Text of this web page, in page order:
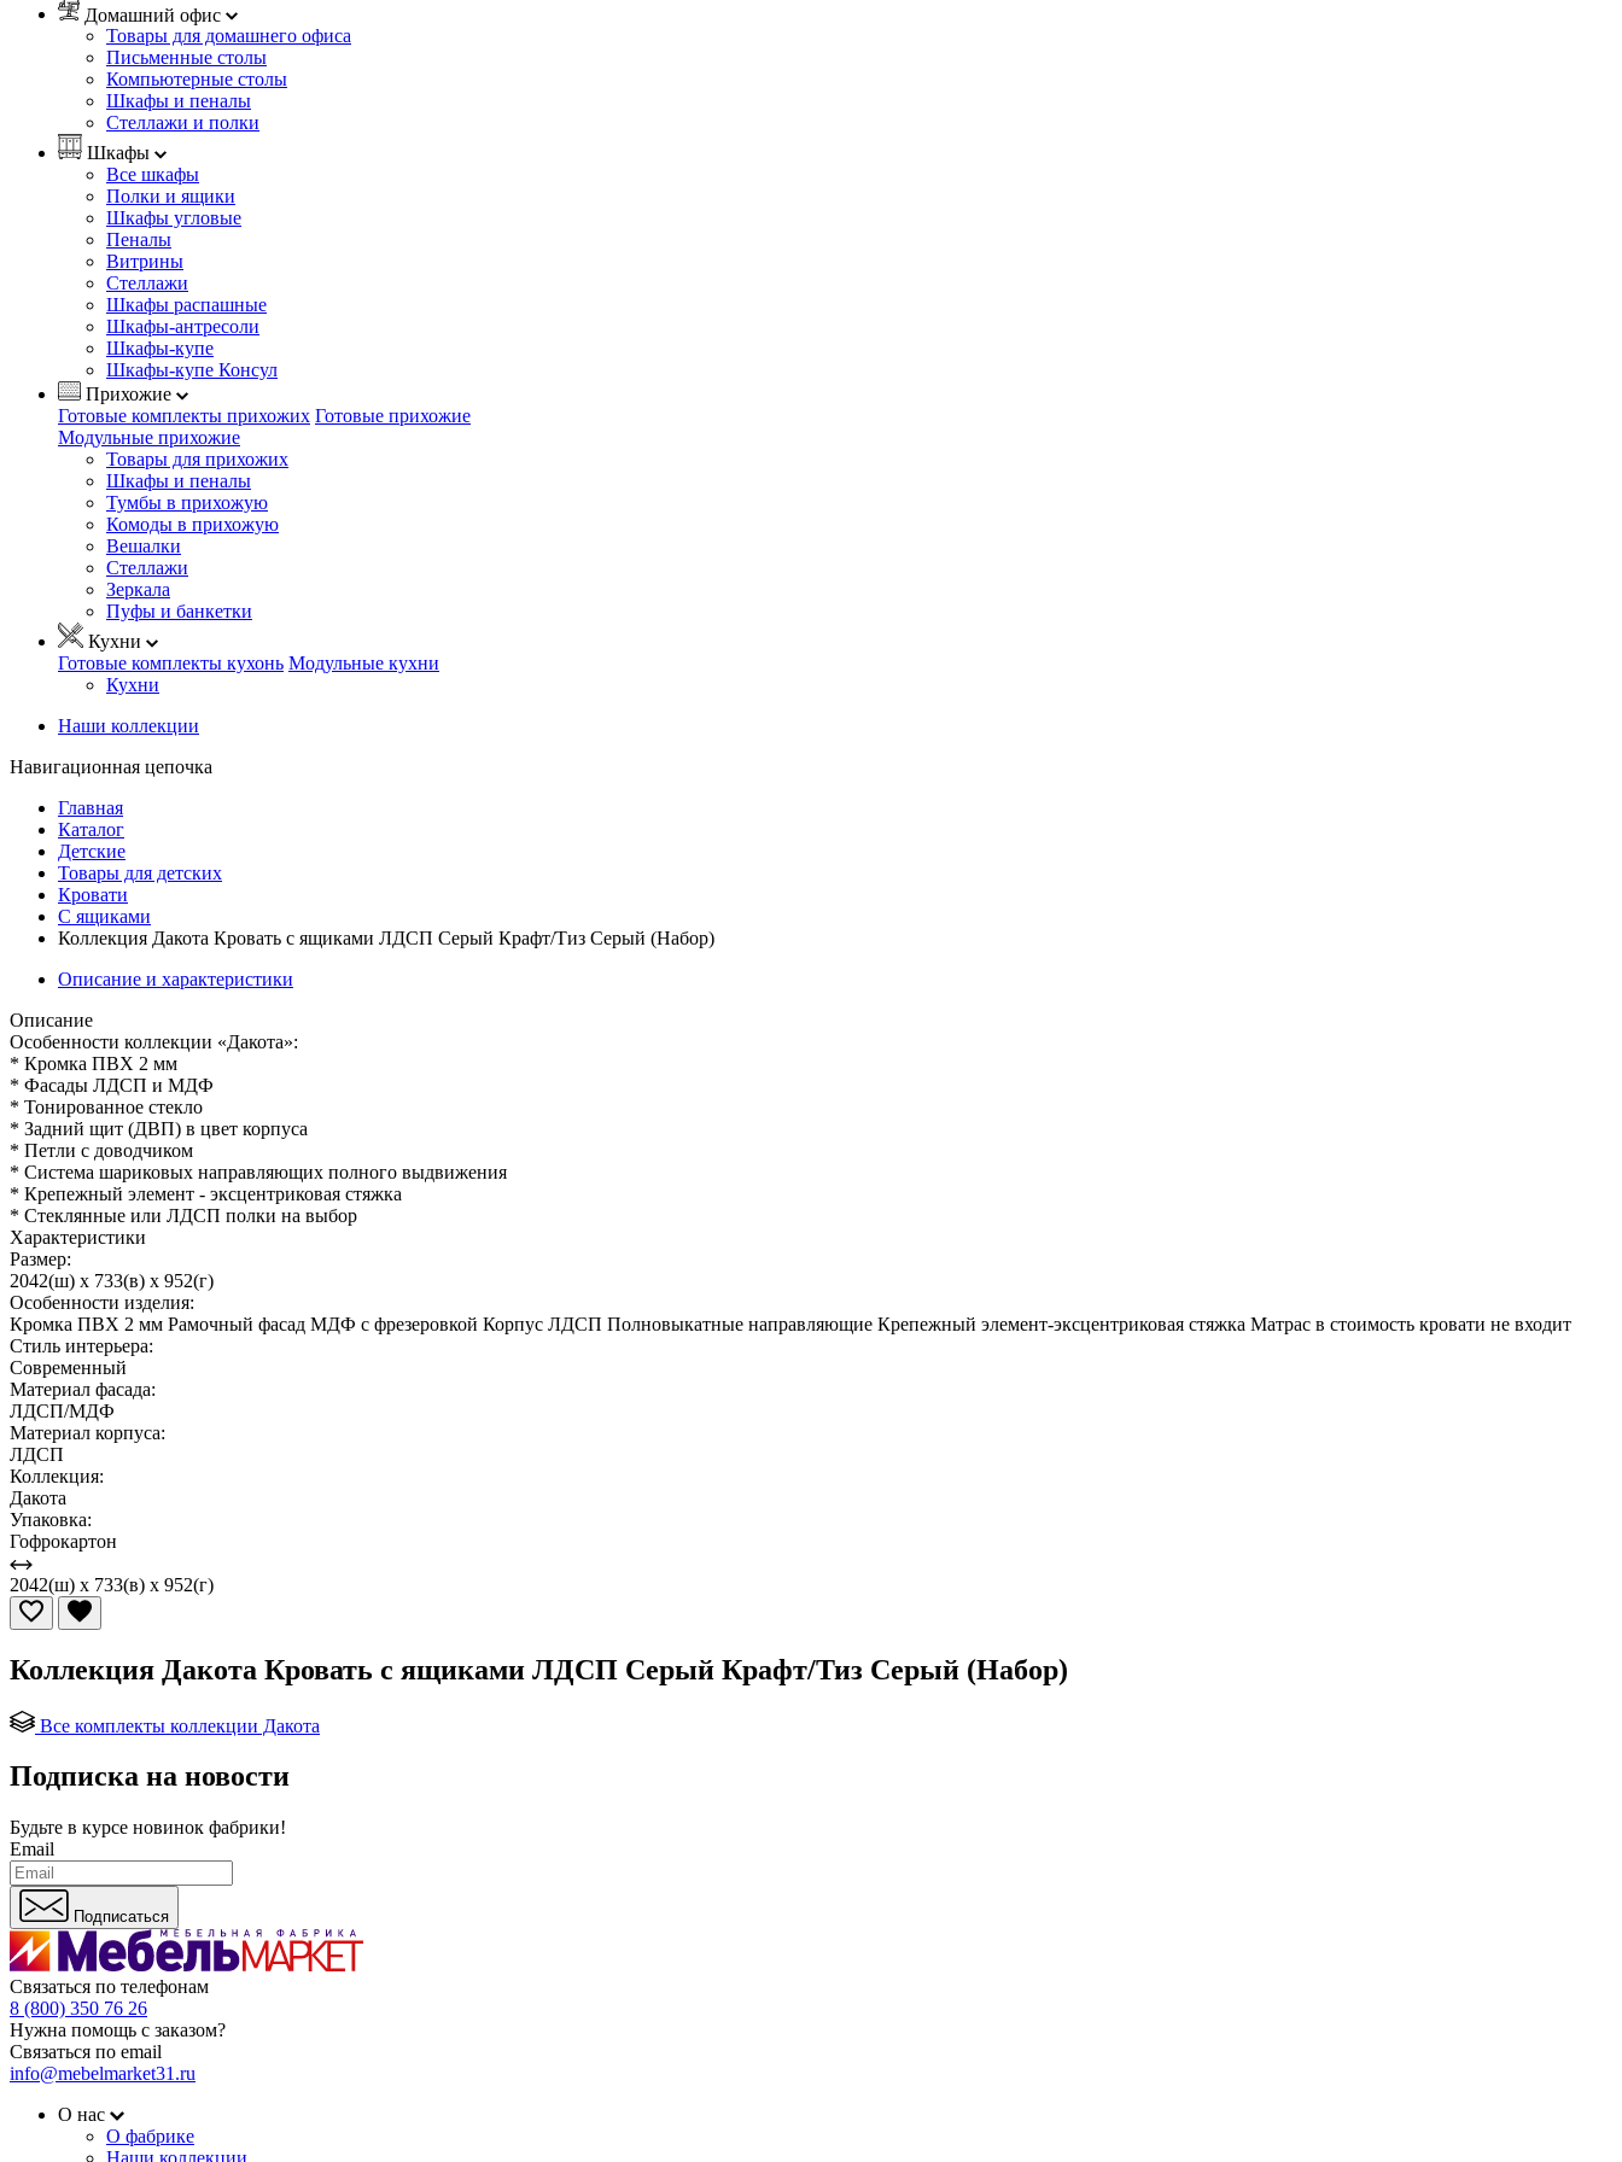
Домашний офис
Товары для домашнего офиса
Письменные столы
Компьютерные столы
Шкафы и пеналы
Стеллажи и полки
Шкафы
Все шкафы
Полки и ящики
Шкафы угловые
Пеналы
Витрины
Стеллажи
Шкафы распашные
Шкафы-антресоли
Шкафы-купе
Шкафы-купе Консул
Прихожие
Готовые комплекты прихожих Готовые прихожие
Модульные прихожие
Товары для прихожих
Шкафы и пеналы
Тумбы в прихожую
Комоды в прихожую
Вешалки
Стеллажи
Зеркала
Пуфы и банкетки
Кухни
Готовые комплекты кухонь Модульные кухни
Кухни
Наши коллекции
Навигационная цепочка
Главная
Каталог
Детские
Товары для детских
Кровати
С ящиками
Коллекция Дакота Кровать с ящиками ЛДСП Серый Крафт/Тиз Серый (Набор)
Описание и характеристики
Описание
Особенности коллекции «Дакота»:
* Кромка ПВХ 2 мм
* Фасады ЛДСП и МДФ
* Тонированное стекло
* Задний щит (ДВП) в цвет корпуса
* Петли с доводчиком
* Система шариковых направляющих полного выдвижения
* Крепежный элемент - эксцентриковая стяжка
* Стеклянные или ЛДСП полки на выбор
Характеристики
Размер:
2042(ш) x 733(в) x 952(г)
Особенности изделия:
Кромка ПВХ 2 мм Рамочный фасад МДФ с фрезеровкой Корпус ЛДСП Полновыкатные направляющие Крепежный элемент-эксцентриковая стяжка Матрас в стоимость кровати не входит
Стиль интерьера:
Современный
Материал фасада:
ЛДСП/МДФ
Материал корпуса:
ЛДСП
Коллекция:
Дакота
Упаковка:
Гофрокартон
2042(ш) x 733(в) x 952(г)
Коллекция Дакота Кровать с ящиками ЛДСП Серый Крафт/Тиз Серый (Набор)
Все комплекты коллекции Дакота
Подписка на новости
Будьте в курсе новинок фабрики!
Email
Подписаться
Связаться по телефонам
8 (800) 350 76 26
Нужна помощь с заказом?
Связаться по email
info@mebelmarket31.ru
О нас
О фабрике